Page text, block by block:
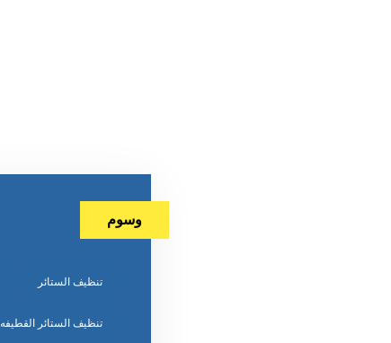
وسوم
تنظيف الستائر
تنظيف الستائر القطيفه